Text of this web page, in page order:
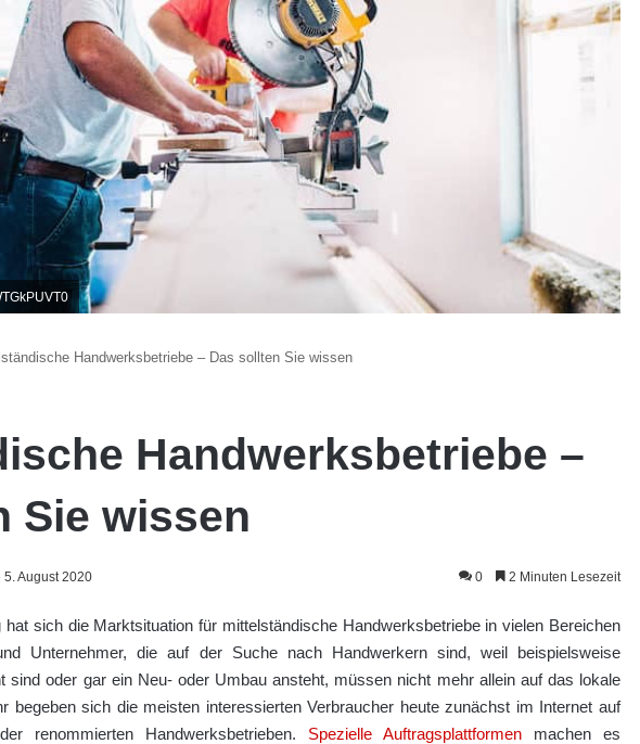
Handwerksbetriebe – Das sollten Sie wissen
Handwerksbetriebe –
Sie wissen
5. August 2020 0 2 Minuten Lesezeit
hat sich die Marktsituation für mittelständische Handwerksbetriebe in vielen Bereichen
Unternehmer, die auf der Suche nach Handwerkern sind, weil beispielsweise
sind oder gar ein Neu- oder Umbau ansteht, müssen nicht mehr allein auf das lokale
begeben sich die meisten interessierten Verbraucher heute zunächst im Internet auf
renommierten Handwerksbetrieben. Spezielle Auftragsplattformen machen es